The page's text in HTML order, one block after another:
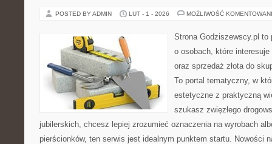
POSTED BY ADMIN LUT - 1 - 2026 MOŻLIWOŚĆ
Strona Godziszewscy.pl to
o osobach, które
oraz sprzedaż złota do
To portal tematyczny, w
estetyczne z praktyczną
szukasz zwięzłego
jubilerskich, chcesz lepiej zrozumieć oznaczenia na wyrobach
pierścionków, ten serwis jest idealnym punktem startu. Nowości